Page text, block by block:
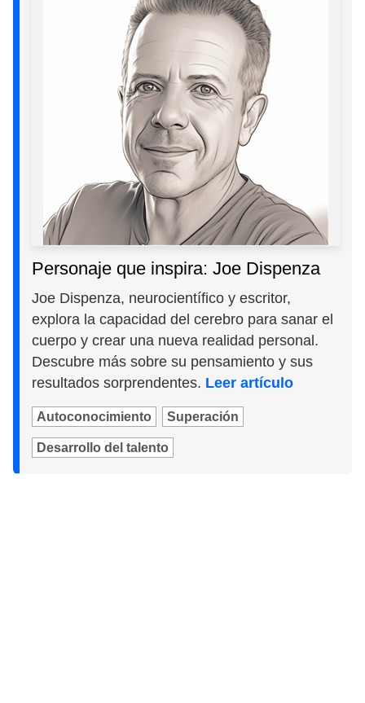
Personaje que inspira: Joe Dispenza
Joe Dispenza, neurocientífico y escritor,
explora la capacidad del cerebro para sanar el
cuerpo y crear una nueva realidad personal.
Descubre más sobre su pensamiento y sus
resultados sorprendentes. Leer artículo
Autoconocimiento Superación
Desarrollo del talento